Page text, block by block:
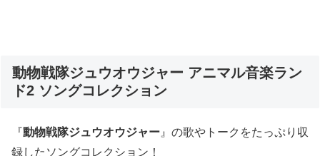
動物戦隊ジュウオウジャー アニマル音楽ラン
ド2 ソングコレクション
『動物戦隊ジュウオウジャー 』の歌やトークをたっぷり収
録したソングコレクション！